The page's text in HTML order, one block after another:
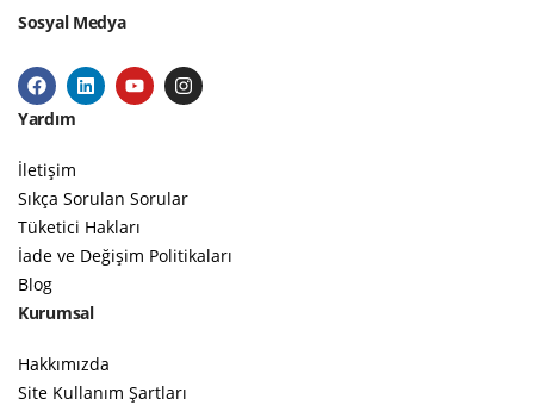
Sosyal Medya
Yardım
İletişim
Sıkça Sorulan Sorular
Tüketici Hakları
İade ve Değişim Politikaları
Blog
Kurumsal
Hakkımızda
Site Kullanım Şartları